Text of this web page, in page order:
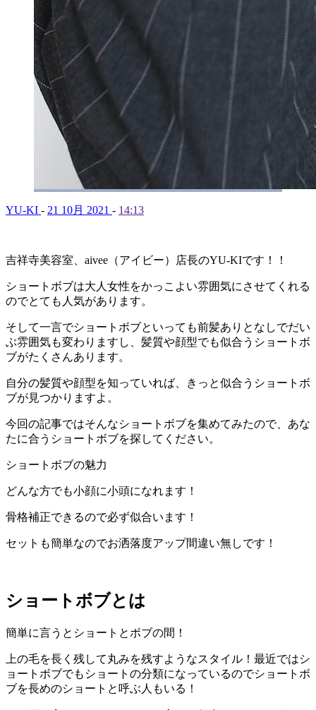
YU-KI - 21 10月 2021 - 14:13
吉祥寺美容室、 aivee （アイビー）店長のYU-KIです！！
ショートボブは大人女性をかっこよい雰囲気にさせてくれる
のでとても人気があります。
そして一言でショートボブといっても前髪ありとなしでだい
ぶ雰囲気も変わりますし、髪質や顔型でも似合うショートボ
ブがたくさんあります。
自分の髪質や顔型を知っていれば、きっと似合うショートボ
ブが見つかりますよ。
今回の記事ではそんなショートボブを集めてみたので、あな
たに合うショートボブを探してください。
ショートボブの魅力
どんな方でも小顔に小頭になれます！
骨格補正できるので必ず似合います！
セットも簡単なのでお洒落度アップ間違い無しです！
ショートボブとは
簡単に言うとショートとボブの間！
上の毛を長く残して丸みを残すようなスタイル！最近ではシ
ョートボブでもショートの分類になっているのでショートボ
ブを長めのショートと呼ぶ人もいる！